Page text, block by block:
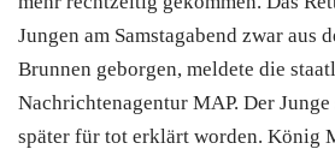
Jungen am Samstagabend zwar aus
Brunnen geborgen, meldete die
Nachrichtenagentur MAP. Der
später für tot erklärt worden. König